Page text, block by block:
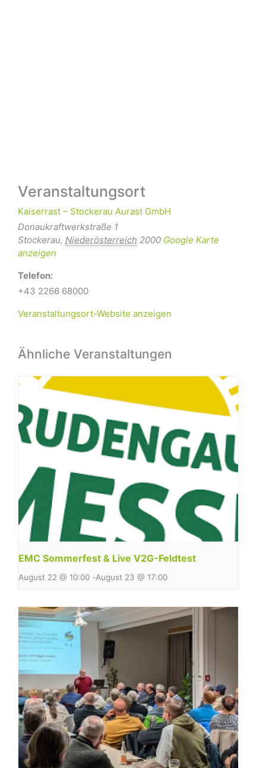
Veranstaltungsort
Kaiserrast – Stockerau Aurast GmbH
Donaukraftwerkstraße 1
Stockerau, Niederösterreich 2000 Google Karte
anzeigen
Telefon:
+43 2266 68000
Veranstaltungsort-Website anzeigen
Ähnliche Veranstaltungen
EMC Sommerfest & Live V2G-Feldtest
August 22 @ 10:00 -August 23 @ 17:00